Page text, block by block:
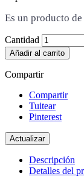
Es un producto
Cantidad
Añadir al carrito
Compartir
Compartir
Tuitear
Pinterest
Descripción
Detalles del